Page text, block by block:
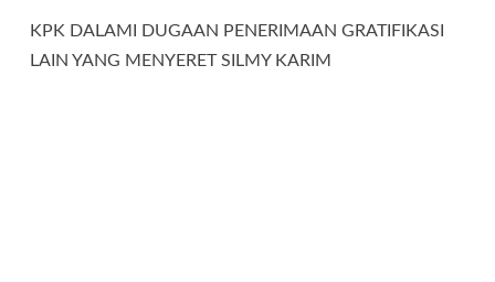
KPK DALAMI DUGAAN PENERIMAAN GRATIFIKASI
LAIN YANG MENYERET SILMY KARIM